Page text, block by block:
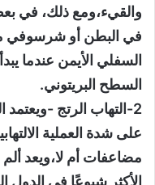
والقيء،ومع ذلك، في
في البطن أو شرسوفي
السفلي الأيمن عندما
السطح البريتوني.
2-التهاب الرتج -
على شدة العملية
مضاعفات أم لا،ويعد